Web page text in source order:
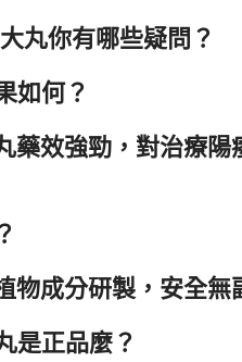
丸你有哪些疑問？
如何？
效強勁，對治療
成分研製，安全無
是正品麼？